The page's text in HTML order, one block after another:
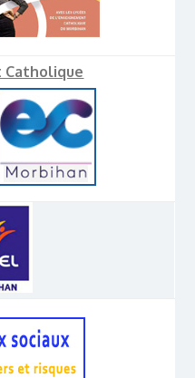
Catholique